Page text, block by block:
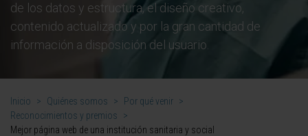
de los datos y estructura, el diseño creativo,
contenido actualizado y por la gran cantidad de
información a disposición del usuario.
Inicio > Quiénes somos > Por qué venir >
Reconocimientos y premios
>
Mejor página web de una institución sanitaria y social